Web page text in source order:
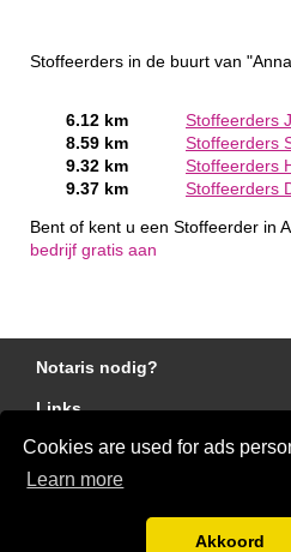
Cookies are used for ads
Learn more
Akkoord
Stoffeerders in de buurt van
6.12 km
Stoffeerders
8.59 km
Stoffeerders
9.32 km
Stoffeerders
9.37 km
Stoffeerders
Bent of kent u een Stoffeerder in
bedrijf gratis aan
Notaris nodig?
Links
Gratis Stoffeerder Offertes
Disclaimer